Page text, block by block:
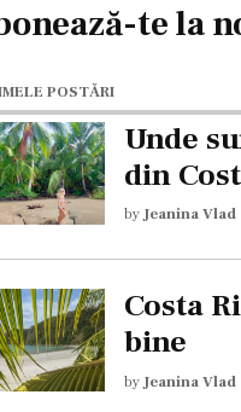
te la
POSTĂRI
Unde
din
byJeanina Vlad
Costa
bine
by Jeanina Vlad